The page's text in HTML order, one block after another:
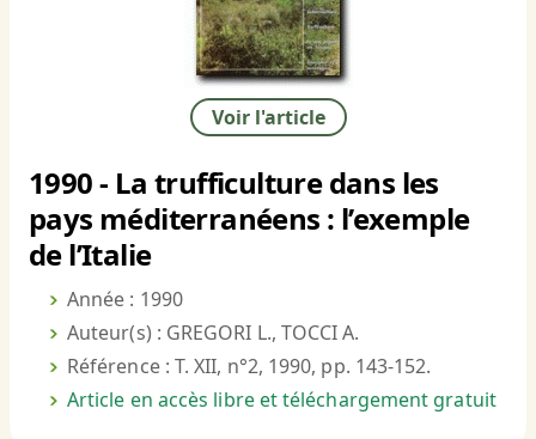
Voir l'article
1990 - La trufficulture dans les
pays méditerranéens : l’exemple
de l’Italie
Année : 1990
Auteur(s) : GREGORI L., TOCCI A.
Référence : T. XII, n°2, 1990, pp. 143-152.
Article en accès libre et téléchargement gratuit